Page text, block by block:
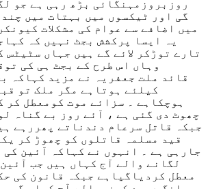
روزبروزمہنگائی بڑھ رہی ہے جو
گی اور ٹیکسوں میں بہتات میں
میں اضافے سے عوام کی مشکلات
یہ ایسا پرکشش بجٹ نہیں کہ
تارے توڑکر لائے گے ہیں جہاں سٹیٹس
وہاں اس طرح کے بجٹ ہی کی
قائد ملت جعفریہ نے مزید کہاکہ
کیلئے ہوتاہے مگر ملک تو
ہوچکاہے ۔ سزائے موت کومعطل کر
چھوٹ دی گئی ہے ، آئے روز بے گناہ
جبکہ قاتل سرعام دندناتے پھررہے
قید مسلمہ قاتلوں کو چھوڑ کر
جارہی ہے ۔ انہوں نے کہاکہ آئین کی
لگانے والے آج کہاں ہیں جب
معطل کردیاگیاہے جبکہ قانون کی